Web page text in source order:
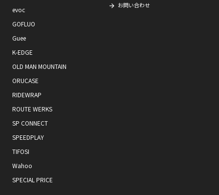
evoc
GOFLUO
Guee
K-EDGE
OLD MAN MOUNTAIN
ORUCASE
RIDEWRAP
ROUTE WERKS
SP CONNECT
SPEEDPLAY
TIFOSI
Wahoo
SPECIAL PRICE
お問い合わせ